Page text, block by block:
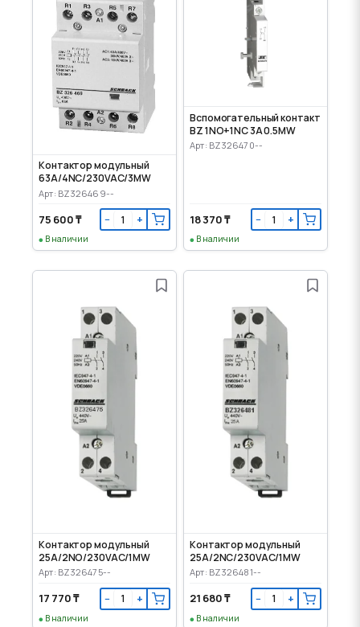
Контактор модульный
63A/4NC/230VAC/3MW
Арт: BZ326469--
75 600 ₸ − +
В наличии
Вспомогательный контакт
BZ 1NO+1NC 3A 0.5MW
Арт: BZ326470--
18 370 ₸ − +
В наличии
Контактор модульный
25A/2NO/230VAC/1MW
Арт: BZ326475--
17 770 ₸ − +
В наличии
Контактор модульный
25A/2NC/230VAC/1MW
Арт: BZ326481--
21 680 ₸ − +
В наличии